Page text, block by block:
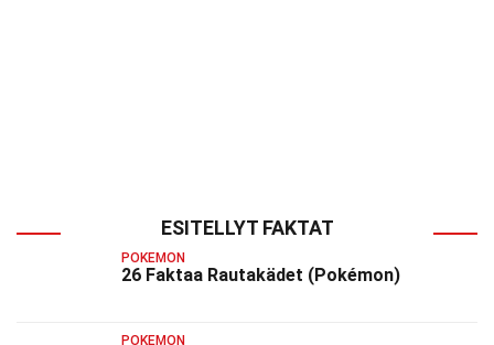
ESITELLYT FAKTAT
POKEMON
26 Faktaa Rautakädet (Pokémon)
POKEMON